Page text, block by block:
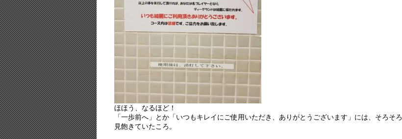
ほほう、なるほど！
「一歩前へ」とか「いつもキレイにご使用いただき、ありがとうございます」には、そろそろ
見飽きていたころ。